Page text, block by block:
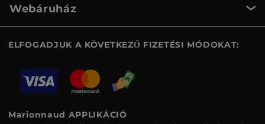
Webáruház
ELFOGADJUK A KÖVETKEZŐ FIZETÉSI MÓDOKAT:
Marionnaud APPLIKÁCIÓ